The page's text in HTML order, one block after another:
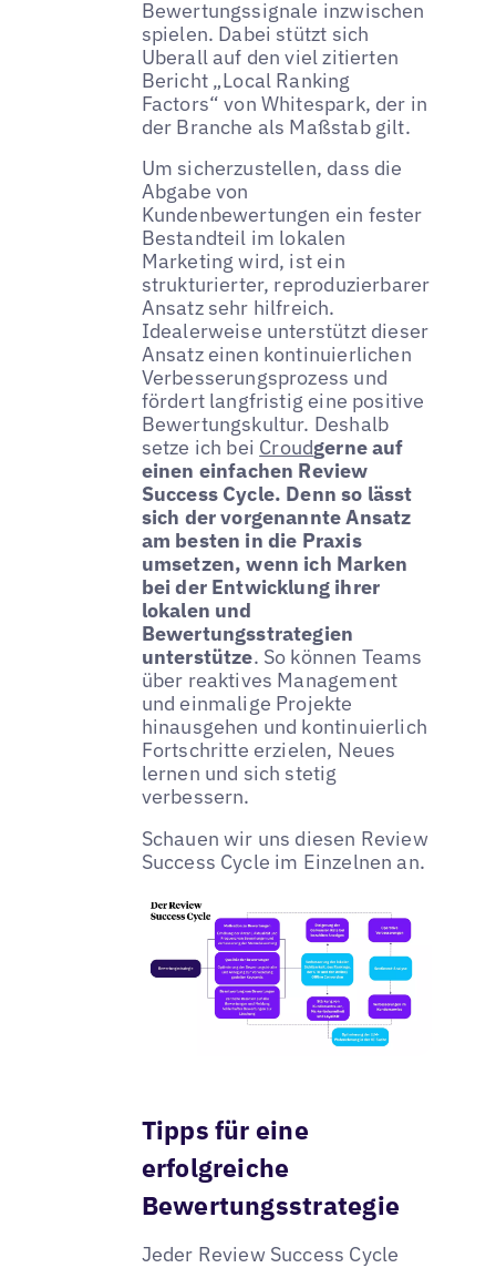
Bewertungssignale inzwischen
spielen. Dabei stützt sich
Uberall auf den viel zitierten
Bericht „Local Ranking
Factors“ von Whitespark, der in
der Branche als Maßstab gilt.
Um sicherzustellen, dass die
Abgabe von
Kundenbewertungen ein fester
Bestandteil im lokalen
Marketing wird, ist ein
strukturierter, reproduzierbarer
Ansatz sehr hilfreich.
Idealerweise unterstützt dieser
Ansatz einen kontinuierlichen
Verbesserungsprozess und
fördert langfristig eine positive
Bewertungskultur. Deshalb
setze ich bei Croudgerne auf
einen einfachen Review
Success Cycle. Denn so lässt
sich der vorgenannte Ansatz
am besten in die Praxis
umsetzen, wenn ich Marken
bei der Entwicklung ihrer
lokalen und
Bewertungsstrategien
unterstütze. So können Teams
über reaktives Management
und einmalige Projekte
hinausgehen und kontinuierlich
Fortschritte erzielen, Neues
lernen und sich stetig
verbessern.
Schauen wir uns diesen Review
Success Cycle im Einzelnen an.
Tipps für eine
erfolgreiche
Bewertungsstrategie
Jeder Review Success Cycle